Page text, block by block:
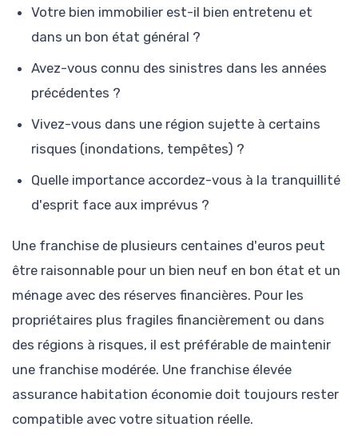
Votre bien immobilier est-il bien entretenu et
dans un bon état général ?
Avez-vous connu des sinistres dans les années
précédentes ?
Vivez-vous dans une région sujette à certains
risques (inondations, tempêtes) ?
Quelle importance accordez-vous à la tranquillité
d'esprit face aux imprévus ?
Une franchise de plusieurs centaines d'euros peut
être raisonnable pour un bien neuf en bon état et un
ménage avec des réserves financières. Pour les
propriétaires plus fragiles financièrement ou dans
des régions à risques, il est préférable de maintenir
une franchise modérée. Une franchise élevée
assurance habitation économie doit toujours rester
compatible avec votre situation réelle.